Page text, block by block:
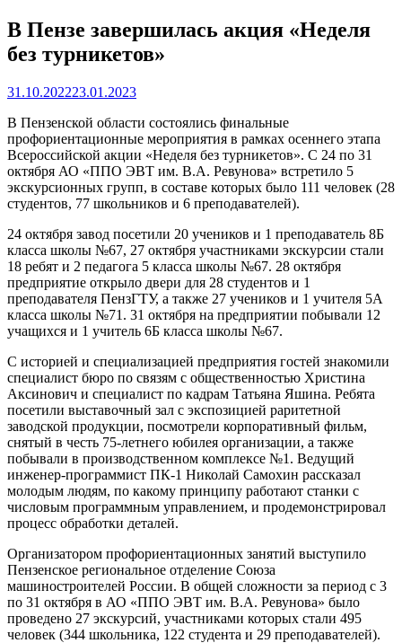
В Пензе завершилась акция «Неделя
без турникетов»
31.10.202223.01.2023
В Пензенской области состоялись финальные
профориентационные мероприятия в рамках осеннего этапа
Всероссийской акции «Неделя без турникетов». С 24 по 31
октября АО «ППО ЭВТ им. В.А. Ревунова» встретило 5
экскурсионных групп, в составе которых было 111 человек (28
студентов, 77 школьников и 6 преподавателей).
24 октября завод посетили 20 учеников и 1 преподаватель 8Б
класса школы №67, 27 октября участниками экскурсии стали
18 ребят и 2 педагога 5 класса школы №67. 28 октября
предприятие открыло двери для 28 студентов и 1
преподавателя ПензГТУ, а также 27 учеников и 1 учителя 5А
класса школы №71. 31 октября на предприятии побывали 12
учащихся и 1 учитель 6Б класса школы №67.
С историей и специализацией предприятия гостей знакомили
специалист бюро по связям с общественностью Христина
Аксинович и специалист по кадрам Татьяна Яшина. Ребята
посетили выставочный зал с экспозицией раритетной
заводской продукции, посмотрели корпоративный фильм,
снятый в честь 75-летнего юбилея организации, а также
побывали в производственном комплексе №1. Ведущий
инженер-программист ПК-1 Николай Самохин рассказал
молодым людям, по какому принципу работают станки с
числовым программным управлением, и продемонстрировал
процесс обработки деталей.
Организатором профориентационных занятий выступило
Пензенское региональное отделение Союза
машиностроителей России. В общей сложности за период с 3
по 31 октября в АО «ППО ЭВТ им. В.А. Ревунова» было
проведено 27 экскурсий, участниками которых стали 495
человек (344 школьника, 122 студента и 29 преподавателей).